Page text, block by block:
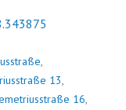
,
13,
16,